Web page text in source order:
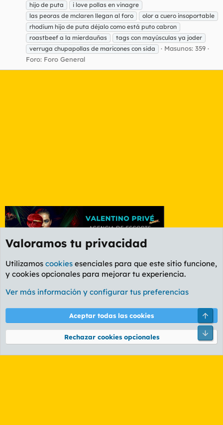
hijo de puta
i love pollas en vinagre
las peoras de mclaren llegan al foro
olor a cuero insoportable
rhodium hijo de puta déjalo como está puto cabron
roastbeef a la mierdauñas
tags con mayúsculas ya joder
verruga chupapollas de maricones con sida
Masunos: 359
Foro: Foro General
Etiquetas
Cookies
PL OLDSTYLE AMARILLO
Términos y reglas Política de privacidad Ayuda
Community platform by XenForo® © 2010-2026 XenForo Ltd.
Valoramos tu privacidad
Utilizamos cookies esenciales para que este sitio funcione,
y cookies opcionales para mejorar tu experiencia.
Ver más información y configurar tus preferencias
Aceptar todas las cookies
Rechazar cookies opcionales
Pie